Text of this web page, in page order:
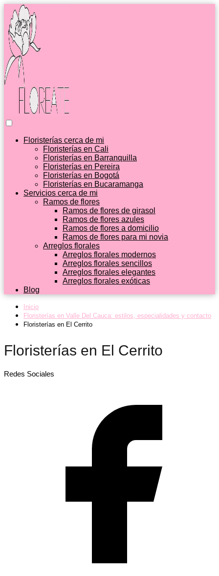
Floristerías cerca de mi
Floristerías en Cali
Floristerías en Barranquilla
Floristerías en Pereira
Floristerías en Bogotá
Floristerías en Bucaramanga
Servicios cerca de mi
Ramos de flores
Ramos de flores de girasol
Ramos de flores azules
Ramos de flores a domicilio
Ramos de flores para mi novia
Arreglos florales
Arreglos florales modernos
Arreglos florales sencillos
Arreglos florales elegantes
Arreglos florales exóticas
Blog
Inicio
Floristerías en Valle Del Cauca: estilos, especialidades y contacto
Floristerías en El Cerrito
Floristerías en El Cerrito
Redes Sociales